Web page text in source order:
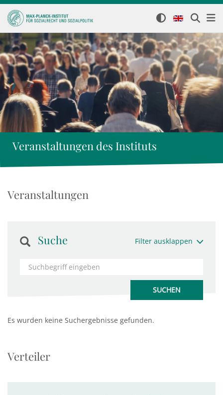
Veranstaltungen des Instituts
Veranstaltungen
Suche Filter ausklappen
Es wurden keine Suchergebnisse gefunden.
Verteiler